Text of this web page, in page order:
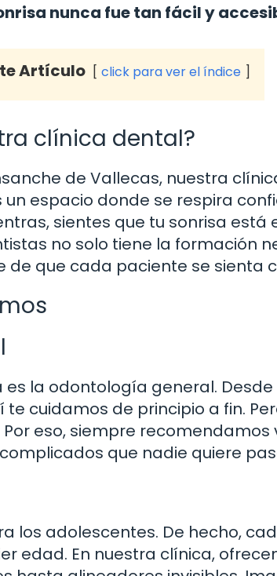
nunca fue tan fácil y
Artículo click para ver el índice
clínica dental?
de Vallecas, nuestra
espacio donde se respira
sientes que tu sonrisa está
no solo tiene la formación
que cada paciente se sienta
la odontología general.
cuidamos de principio a fin.
eso, siempre
que nadie quiere
los adolescentes. De hecho,
edad. En nuestra clínica,